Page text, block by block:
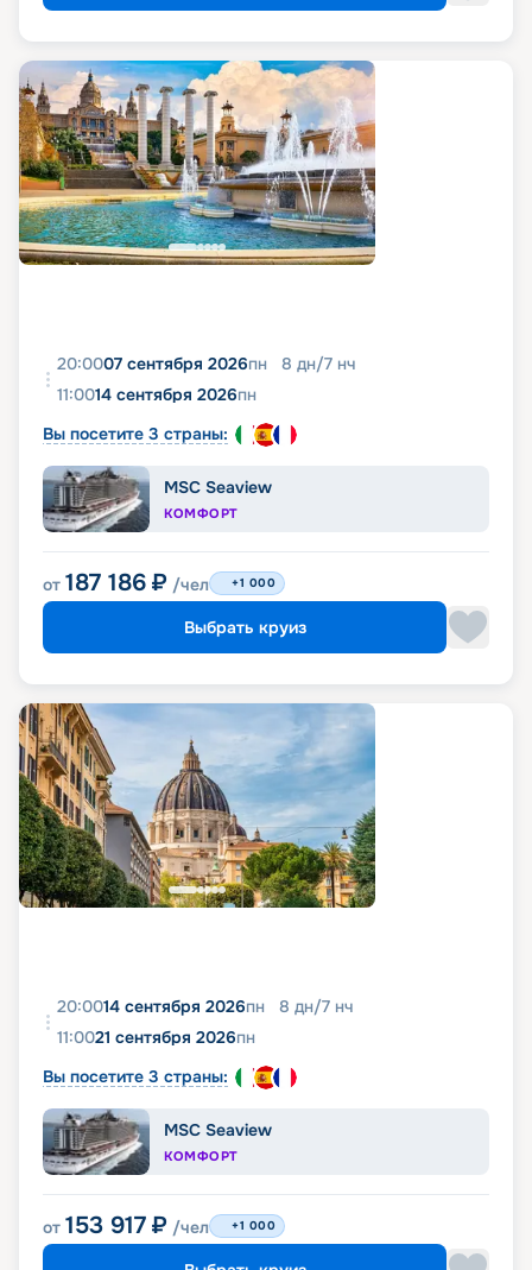
20:0007 сентября 2026пн 8 дн/7 нч
11:0014 сентября 2026пн
Вы посетите 3 страны:
MSC Seaview
КОМФОРТ
от 187 186 ₽ /чел +1 000
Выбрать круиз
20:0014 сентября 2026пн 8 дн/7 нч
11:0021 сентября 2026пн
Вы посетите 3 страны:
MSC Seaview
КОМФОРТ
от 153 917 ₽ /чел +1 000